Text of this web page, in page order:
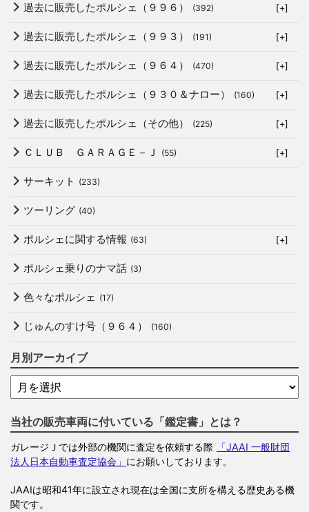
過去に販売したポルシェ（９９６） (392) [+]
過去に販売したポルシェ（９９３） (191) [+]
過去に販売したポルシェ（９６４） (470) [+]
過去に販売したポルシェ（９３０＆ナロー） (160) [+]
過去に販売したポルシェ（その他） (225) [+]
ＣＬＵＢ ＧＡＲＡＧＥ－Ｊ (55) [+]
サーキット (233)
ツーリング (40)
ポルシェに関する情報 (63) [+]
ポルシェ乗りのナマ話 (3)
色々なポルシェ (17)
じゅんのすけ号（９６４） (160)
月別アーカイブ
当社の販売車両に付いている「鑑定書」とは？
ガレージＪでは外部の機関に査定を依頼する際
「JAAI 一般財団
法人日本自動車査定協会」 にお願いしております。
JAAIは昭和41年に設立され現在は全国に支所を構える歴史ある機
関です。